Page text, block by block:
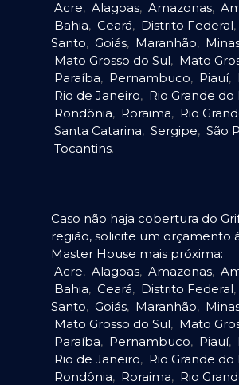
Acre, Alagoas, Amazonas,
Bahia, Ceará, Distrito Federal,
Santo, Goiás, Maranhão,
Mato Grosso do Sul, Mato
Paraíba, Pernambuco, Piauí,
Rio de Janeiro, Rio Grande
Rondônia, Roraima, Rio
Santa Catarina, Sergipe, São
Tocantins.
Caso não haja cobertura do
região, solicite um orçamento
Master House mais próxima:
Acre, Alagoas, Amazonas,
Bahia, Ceará, Distrito Federal,
Santo, Goiás, Maranhão,
Mato Grosso do Sul, Mato
Paraíba, Pernambuco, Piauí,
Rio de Janeiro, Rio Grande
Rondônia, Roraima, Rio